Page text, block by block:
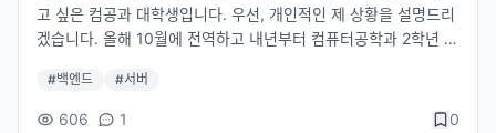
고 싶은 컴공과 대학생입니다. 우선, 개인적인 제 상황을 설명드리
겠습니다. 올해 10월에 전역하고 내년부터 컴퓨터공학과 2학년 과
동아리 UMC에서 백엔드 개발진으로 참가해 프로젝트를 완수해봤
고, 그외에도 해커톤, 교내 팀 프로젝트 리더로 참가하면서 여러가
#백엔드 #서버
606 1 0